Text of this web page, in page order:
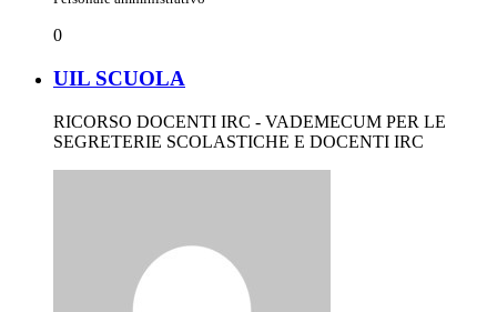
0
UIL SCUOLA
RICORSO DOCENTI IRC - VADEMECUM PER LE
SEGRETERIE SCOLASTICHE E DOCENTI IRC